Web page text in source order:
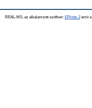
REAL-MS, az alkalamzott szoftver: EPrints 3amit a